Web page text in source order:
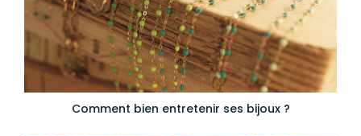
Comment bien entretenir ses bijoux ?